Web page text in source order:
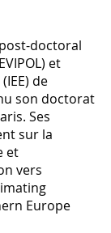
doctoral
et
de
son doctorat
Ses
sur la
et
vers
Europe